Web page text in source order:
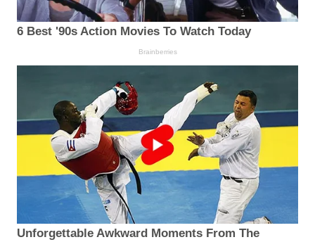
6 Best '90s Action Movies To Watch Today
Brainberries
Unforgettable Awkward Moments From The